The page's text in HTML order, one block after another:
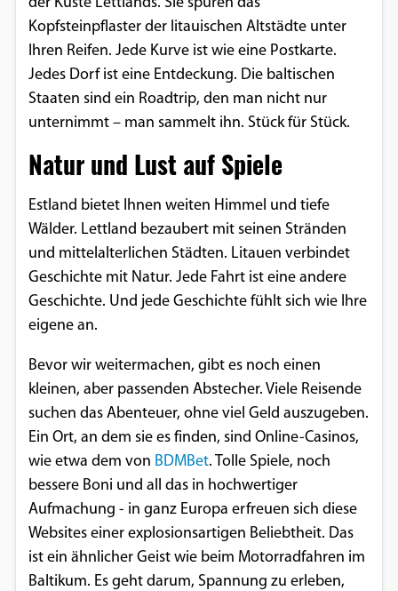
Kopfsteinpflaster der litauischen Altstädte unter
Ihren Reifen. Jede Kurve ist wie eine Postkarte.
Jedes Dorf ist eine Entdeckung. Die baltischen
Staaten sind ein Roadtrip, den man nicht nur
unternimmt – man sammelt ihn. Stück für Stück.
Natur und Lust auf Spiele
Estland bietet Ihnen weiten Himmel und tiefe
Wälder. Lettland bezaubert mit seinen Stränden
und mittelalterlichen Städten. Litauen verbindet
Geschichte mit Natur. Jede Fahrt ist eine andere
Geschichte. Und jede Geschichte fühlt sich wie Ihre
eigene an.
Bevor wir weitermachen, gibt es noch einen
kleinen, aber passenden Abstecher. Viele Reisende
suchen das Abenteuer, ohne viel Geld auszugeben.
Ein Ort, an dem sie es finden, sind Online-Casinos,
wie etwa dem von BDMBet. Tolle Spiele, noch
bessere Boni und all das in hochwertiger
Aufmachung - in ganz Europa erfreuen sich diese
Websites einer explosionsartigen Beliebtheit. Das
ist ein ähnlicher Geist wie beim Motorradfahren im
Baltikum. Es geht darum, Spannung zu erleben,
Cookie Laufzeit:
1 Jahr
EXTERNE MEDIEN
Um Inhalte von Videoplattformen und
Social Media Plattformen anzeigen zu
können, werden von diesen externen
Medien Cookies gesetzt.
YouTube
Google Maps
Anbieter:
Google